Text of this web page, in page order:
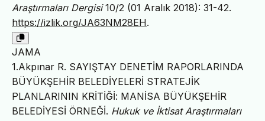
Araştırmaları Dergisi10/2 (01 Aralık 2018): 31-42.
https://izlik.org/JA63NM28EH.
JAMA
1.Akpınar R. SAYIŞTAY DENETİM RAPORLARINDA
BÜYÜKŞEHİR BELEDİYELERİ STRATEJİK
PLANLARININ KRİTİĞİ: MANİSA BÜYÜKŞEHİR
BELEDİYESİ ÖRNEĞİ. Hukuk ve İktisat Araştırmaları